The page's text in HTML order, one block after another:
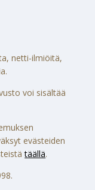
netti-ilmiöitä,
voi sisältää
evästeiden
täällä.